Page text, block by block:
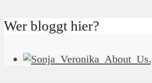
Wer bloggt hier?